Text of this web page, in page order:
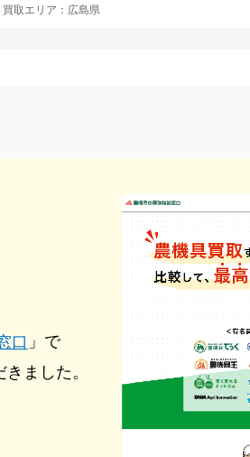
買取エリア：広島県
口 」で
ました。